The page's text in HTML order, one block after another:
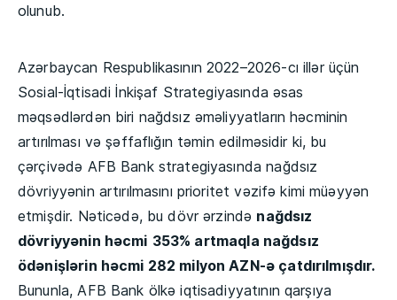
olunub.
Azərbaycan Respublikasının 2022–2026-cı illər üçün
Sosial-İqtisadi İnkişaf Strategiyasında əsas
məqsədlərdən biri nağdsız əməliyyatların həcminin
artırılması və şəffaflığın təmin edilməsidir ki, bu
çərçivədə AFB Bank strategiyasında nağdsız
dövriyyənin artırılmasını prioritet vəzifə kimi müəyyən
etmişdir. Nəticədə, bu dövr ərzində nağdsız
dövriyyənin həcmi 353% artmaqla nağdsız
ödənişlərin həcmi 282 milyon AZN-ə çatdırılmışdır.
Bununla, AFB Bank ölkə iqtisadiyyatının qarşıya